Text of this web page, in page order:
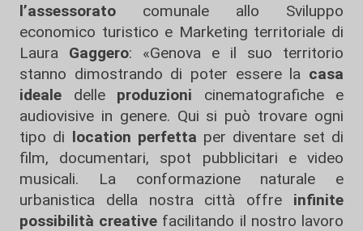
l’assessorato comunale allo Sviluppo
economico turistico e Marketing territoriale di
Laura Gaggero: «Genova e il suo territorio
stanno dimostrando di poter essere la casa
ideale delle produzioni cinematografiche e
audiovisive in genere. Qui si può trovare ogni
tipo di location perfetta per diventare set di
film, documentari, spot pubblicitari e video
musicali. La conformazione naturale e
urbanistica della nostra città offre infinite
possibilità creative facilitando il nostro lavoro